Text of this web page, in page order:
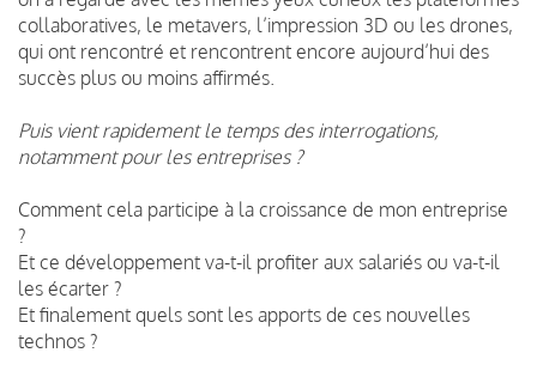
collaboratives, le metavers, l’impression 3D ou les drones,
qui ont rencontré et rencontrent encore aujourd’hui des
succès plus ou moins affirmés.
Puis vient rapidement le temps des interrogations,
notamment pour les entreprises ?
Comment cela participe à la croissance de mon entreprise
?
Et ce développement va-t-il profiter aux salariés ou va-t-il
les écarter ?
Et finalement quels sont les apports de ces nouvelles
technos ?